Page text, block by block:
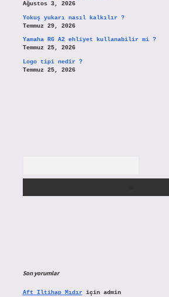
Ağustos 3, 2026
Yokuş yukarı nasıl kalkılır ?
Temmuz 29, 2026
Yamaha R6 A2 ehliyet kullanabilir mi ?
Temmuz 25, 2026
Logo tipi nedir ?
Temmuz 25, 2026
Son yorumlar
Aft Iltihap Mıdıriçin admin